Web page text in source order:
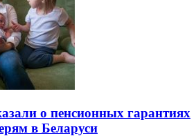
о пенсионных гарантиях
в Беларуси